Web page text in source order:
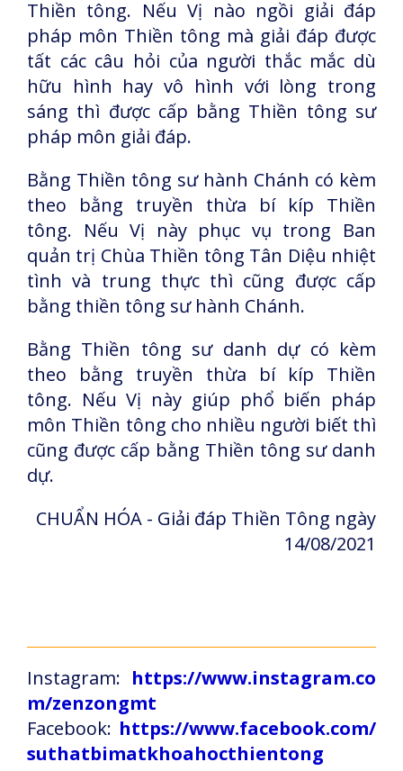
Thiền tông. Nếu Vị nào ngồi giải đáp
pháp môn Thiền tông mà giải đáp được
tất các câu hỏi của người thắc mắc dù
hữu hình hay vô hình với lòng trong
sáng thì được cấp bằng Thiền tông sư
pháp môn giải đáp.
Bằng Thiền tông sư hành Chánh có kèm
theo bằng truyền thừa bí kíp Thiền
tông. Nếu Vị này phục vụ trong Ban
quản trị Chùa Thiền tông Tân Diệu nhiệt
tình và trung thực thì cũng được cấp
bằng thiền tông sư hành Chánh.
Bằng Thiền tông sư danh dự có kèm
theo bằng truyền thừa bí kíp Thiền
tông. Nếu Vị này giúp phổ biến pháp
môn Thiền tông cho nhiều người biết thì
cũng được cấp bằng Thiền tông sư danh
dự.
CHUẨN HÓA - Giải đáp Thiền Tông ngày
14/08/2021
Instagram: https://www.instagram.co
m/zenzongmt
Facebook: https://www.facebook.com/
suthatbimatkhoahocthientong